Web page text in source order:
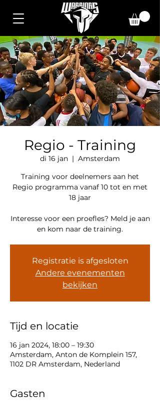
Regio - Training
di 16 jan
  |
Amsterdam
Training voor deelnemers aan het
Regio programma vanaf 10 tot en met
18 jaar
Interesse voor een proefles? Meld je aan
en kom naar de training.
Registratie is afgesloten
Andere evenementen
bekijken
Tijd en locatie
16 jan 2024, 18:00 – 19:30
Amsterdam, Anton de Komplein 157,
1102 DR Amsterdam, Nederland
Gasten